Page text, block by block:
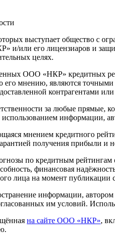
выступает общество с
и/или его лицензиаров и
целях.
ООО «НКР» кредитных
его мнению, являются
контрагентами
за любые прямые,
информации,
мнением кредитного
получения прибыли
по кредитным
финансовая
лица на момент
информации,
им условий.
на сайте ООО «НКР»,